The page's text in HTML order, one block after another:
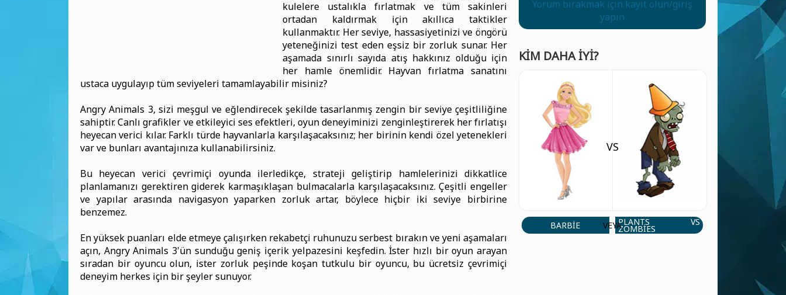
kulelere ustalıkla fırlatmak ve tüm sakinleri
ortadan kaldırmak için akıllıca taktikler
kullanmaktır. Her seviye, hassasiyetinizi ve öngörü
yeteneğinizi test eden eşsiz bir zorluk sunar. Her
aşamada sınırlı sayıda atış hakkınız olduğu için
her hamle önemlidir. Hayvan fırlatma sanatını
ustaca uygulayıp tüm seviyeleri tamamlayabilir misiniz?
Angry Animals 3, sizi meşgul ve eğlendirecek şekilde tasarlanmış zengin bir seviye çeşitliliğine
sahiptir. Canlı grafikler ve etkileyici ses efektleri, oyun deneyiminizi zenginleştirerek her fırlatışı
heyecan verici kılar. Farklı türde hayvanlarla karşılaşacaksınız; her birinin kendi özel yetenekleri
var ve bunları avantajınıza kullanabilirsiniz.
Bu heyecan verici çevrimiçi oyunda ilerledikçe, strateji geliştirip hamlelerinizi dikkatlice
planlamanızı gerektiren giderek karmaşıklaşan bulmacalarla karşılaşacaksınız. Çeşitli engeller
ve yapılar arasında navigasyon yaparken zorluk artar, böylece hiçbir iki seviye birbirine
benzemez.
En yüksek puanları elde etmeye çalışırken rekabetçi ruhunuzu serbest bırakın ve yeni aşamaları
açın, Angry Animals 3'ün sunduğu geniş içerik yelpazesini keşfedin. İster hızlı bir oyun arayan
sıradan bir oyuncu olun, ister zorluk peşinde koşan tutkulu bir oyuncu, bu ücretsiz çevrimiçi
deneyim herkes için bir şeyler sunuyor.
Yorum bırakmak için kayıt olun/giriş
yapın
KIM DAHA IYI?
BARBIE
VS
VEYAPLANTS VS
ZOMBIES